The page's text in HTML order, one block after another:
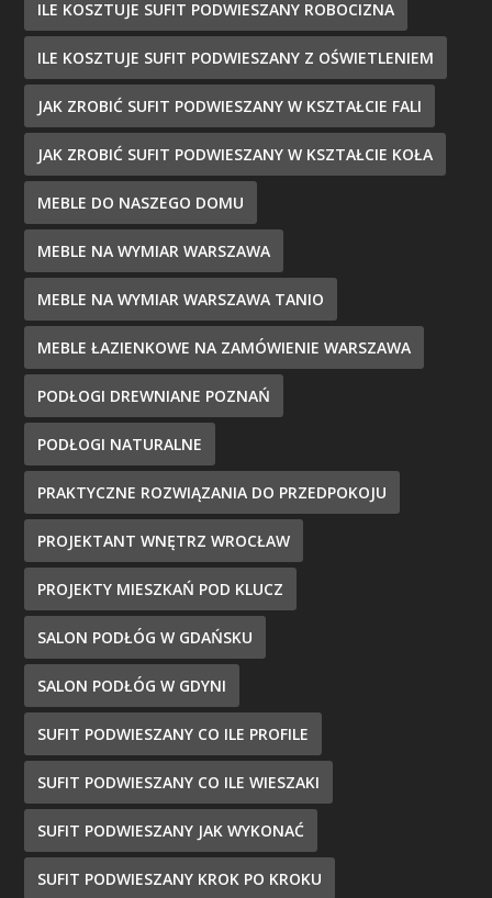
ILE KOSZTUJE SUFIT PODWIESZANY ROBOCIZNA
ILE KOSZTUJE SUFIT PODWIESZANY Z OŚWIETLENIEM
JAK ZROBIĆ SUFIT PODWIESZANY W KSZTAŁCIE FALI
JAK ZROBIĆ SUFIT PODWIESZANY W KSZTAŁCIE KOŁA
MEBLE DO NASZEGO DOMU
MEBLE NA WYMIAR WARSZAWA
MEBLE NA WYMIAR WARSZAWA TANIO
MEBLE ŁAZIENKOWE NA ZAMÓWIENIE WARSZAWA
PODŁOGI DREWNIANE POZNAŃ
PODŁOGI NATURALNE
PRAKTYCZNE ROZWIĄZANIA DO PRZEDPOKOJU
PROJEKTANT WNĘTRZ WROCŁAW
PROJEKTY MIESZKAŃ POD KLUCZ
SALON PODŁÓG W GDAŃSKU
SALON PODŁÓG W GDYNI
SUFIT PODWIESZANY CO ILE PROFILE
SUFIT PODWIESZANY CO ILE WIESZAKI
SUFIT PODWIESZANY JAK WYKONAĆ
SUFIT PODWIESZANY KROK PO KROKU